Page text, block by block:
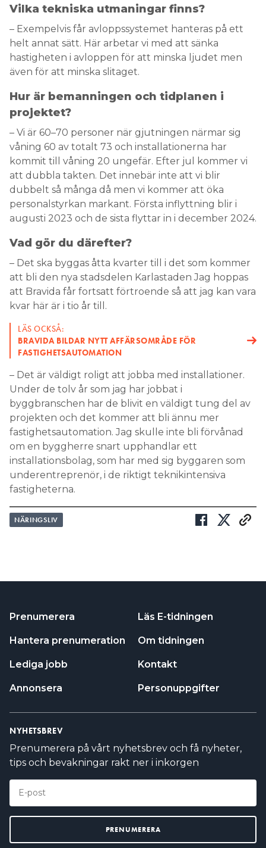
Vilka tekniska utmaningar finns?
– Exempelvis får avloppssystemet hanteras på ett
helt annat sätt. Här arbetar vi med att sänka
hastigheten i avloppen för att minska ljudet men
även för att minska slitaget.
Hur är bemanningen och tidplanen i
projektet?
– Vi är 60–70 personer när gjutningen närmar sig
våning 60 av totalt 73 och installationerna har
kommit till våning 20 ungefär. Efter jul kommer vi
att dubbla takten. Det innebär inte att vi blir
dubbelt så många då men vi kommer att öka
personalstyrkan markant. Första inflyttning blir i
augusti 2023 och de sista flyttar in i december 2024.
Vad gör du därefter?
– Det ska byggas åtta kvarter till i det som kommer
att bli den nya stadsdelen Karlastaden Jag hoppas
att Bravida får fortsatt förtroende så att jag kan vara
kvar här är i tio år till.
LÄS OCKSÅ:
BRAVIDA BILDAR NYTT AFFÄRSOMRÅDE FÖR
FASTIGHETSAUTOMATION
– Det är väldigt roligt att jobba med installationer.
Under de tolv år som jag har jobbat i
byggbranschen har de blivit en väldigt tung del av
projekten och det kommer att bli ännu mer
fastighetsautomation. Jag skulle inte bli förvånad
om en byggherre snart upphandlar ett
installationsbolag, som har med sig byggaren som
underentreprenör, i de riktigt teknikintensiva
fastigheterna.
NÄRINGSLIV
Prenumerera
Hantera prenumeration
Lediga jobb
Annonsera
Läs E-tidningen
Om tidningen
Kontakt
Personuppgifter
NYHETSBREV
Prenumerera på vårt nyhetsbrev och få nyheter,
tips och bevakningar rakt ner i inkorgen